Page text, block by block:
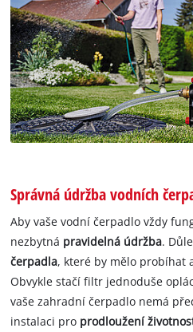
Správná údržba vodních
Aby vaše vodní čerpadlo vždy
nezbytná pravidelná údržba.
čerpadla, které by mělo probíhat
Obvykle stačí filtr jednoduše
vaše zahradní čerpadlo nemá
instalaci pro prodloužení